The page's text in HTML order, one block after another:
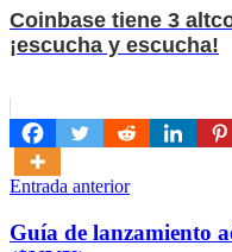
Coinbase tiene 3
¡escucha y escucha!
Navegación
de
Entrada anterior
Guía de lanzamiento